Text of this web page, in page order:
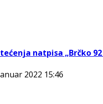
natpisa „Brčko 92
2022 15:46